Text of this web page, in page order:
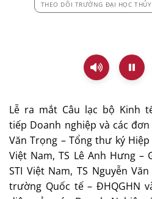
THEO DÕI TRƯỜNG ĐẠI HỌC
Lễ ra mắt Câu lạc bộ Kinh
tiếp Doanh nghiệp và các
Văn Trọng – Tổng thư ký
Việt Nam, TS Lê Anh Hưng –
STI Việt Nam, TS Nguyễn
trường Quốc tế – ĐHQGHN